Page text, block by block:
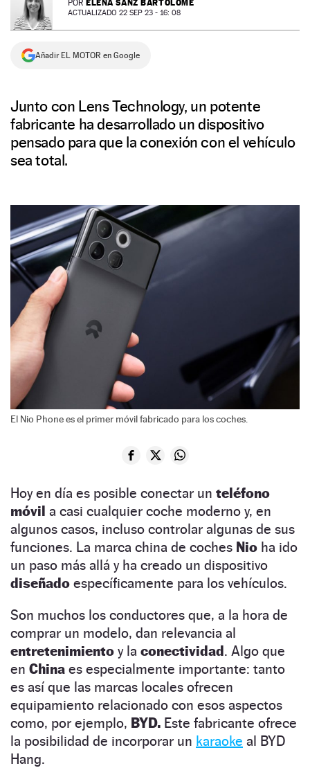
NEWSLETTER
SÍGUENOS
POR ELENA SANZ BARTOLOMÉ
ACTUALIZADO 22 SEP 23 - 16: 08
Añadir EL MOTOR en Google
Junto con Lens Technology, un potente
fabricante ha desarrollado un dispositivo
pensado para que la conexión con el vehículo
sea total.
El Nio Phone es el primer móvil fabricado para los coches.
Hoy en día es posible conectar un teléfono
móvil a casi cualquier coche moderno y, en
algunos casos, incluso controlar algunas de sus
funciones. La marca china de coches Nio ha ido
un paso más allá y ha creado un dispositivo
diseñado específicamente para los vehículos.
Son muchos los conductores que, a la hora de
comprar un modelo, dan relevancia al
entretenimiento y la conectividad. Algo que
en China es especialmente importante: tanto
es así que las marcas locales ofrecen
equipamiento relacionado con esos aspectos
como, por ejemplo, BYD. Este fabricante ofrece
la posibilidad de incorporar un karaoke al BYD
Hang.